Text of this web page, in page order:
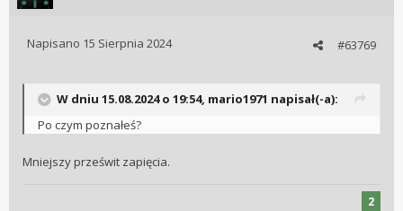
#63769
Napisano 15 Sierpnia 2024
W dniu 15.08.2024 o 19:54, mario1971 napisał(-a):
Po czym poznałeś?
Mniejszy prześwit zapięcia.
2